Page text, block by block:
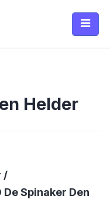
Helder
/
Spinaker Den